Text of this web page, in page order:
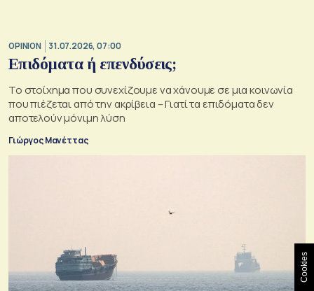
OPINION 31.07.2026, 07:00
Επιδόματα ή επενδύσεις;
Το στοίχημα που συνεχίζουμε να χάνουμε σε μια κοινωνία
που πιέζεται από την ακρίβεια – Γιατί τα επιδόματα δεν
αποτελούν μόνιμη λύση
Γιώργος Μανέττας
Cookies